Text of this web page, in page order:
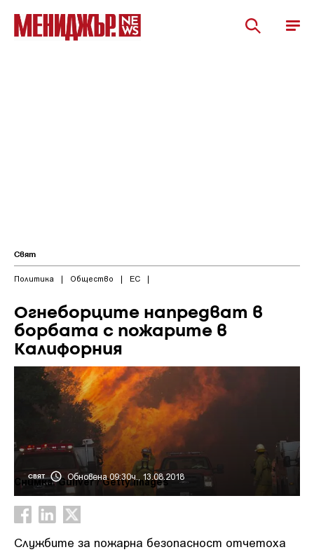
Свят
Политика | Общество | ЕС |
Огнеборците напредват в
борбата с пожарите в
Калифорния
СВЯТ Обновена 09:30ч., 13.08.2018
Снимка: Guliver / Getty images
Службите за пожарна безопасност отчетоха